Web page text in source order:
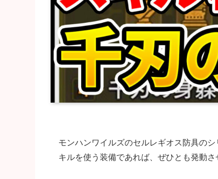
モンハンワイルズのセルレギオス防具の
キルを使う装備であれば、ぜひとも発動